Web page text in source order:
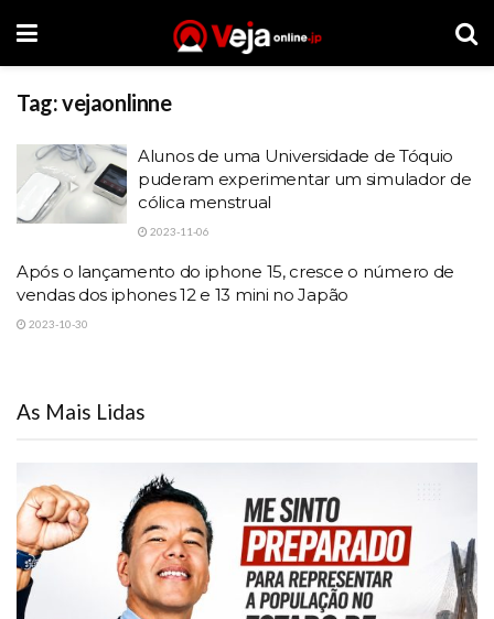
Tag:vejaonlinne
Alunos de uma Universidade de Tóquio
puderam experimentar um simulador de
cólica menstrual
2023-11-06
Após o lançamento do iphone 15, cresce o número de
vendas dos iphones 12 e 13 mini no Japão
2023-10-30
As Mais Lidas